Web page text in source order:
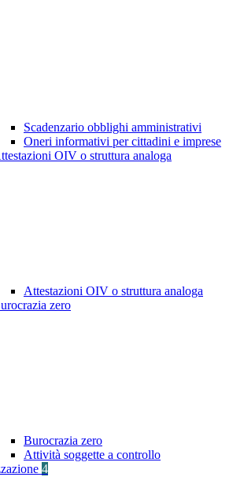
Scadenzario obblighi amministrativi
Oneri informativi per cittadini e imprese
OIV o struttura analoga
Attestazioni OIV o struttura analoga
zero
Burocrazia zero
Attività soggette a controllo
4